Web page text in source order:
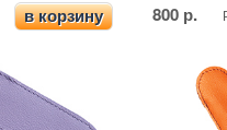
в корзину 800 р.